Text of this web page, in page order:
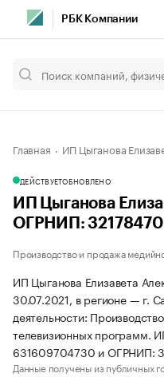
РБК Компании
Главная ИП Цыганова
ДЕЙСТВУЕТОБНОВЛЕНО
ИП Цыганова
ОГРНИП:
Производство и продажа
ИП Цыганова Елизавета
30.07.2021, в регионе — г.
деятельности:
телевизионных программ.
631609704730 и ОГРНИП:
Данные получены из публичных